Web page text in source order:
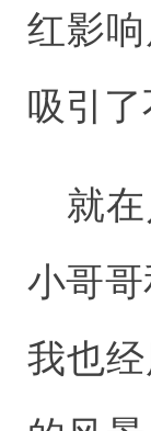
红影
吸引了
就
小哥
我也